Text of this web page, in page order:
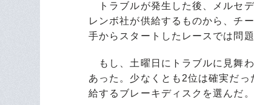
トラブルが発生した後、メルセ
レンボ社が供給するものから、チ
手からスタートしたレースでは問
もし、土曜日にトラブルに見舞
あった。少なくとも2位は確実だ
給するブレーキディスクを選んだ